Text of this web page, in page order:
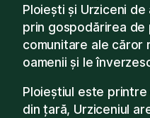
Ploiești și Urziceni
prin gospodărirea de
comunitare ale căror
oamenii și le
Ploieștiul este
din țară, Urziceniul